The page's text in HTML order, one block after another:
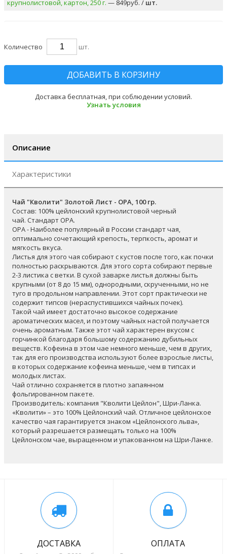
крупнолистовой, картон, 250 г. — 849руб. / шт.
Количество шт.
ДОБАВИТЬ В КОРЗИНУ
Доставка бесплатная, при соблюдении условий.
Узнать условия
Описание
Характеристики
Чай "Кволити" Золотой Лист - OPA, 100 гр.
Состав: 100% цейлонский крупнолистовой черный
чай. Стандарт ОРА.
ОРА - Наиболее популярный в России стандарт чая,
оптимально сочетающий крепость, терпкость, аромат и
мягкость вкуса.
Листья для этого чая собирают с кустов после того, как почки
полностью раскрываются. Для этого сорта собирают первые
2-3 листика с ветки. В сухой заварке листья должны быть
крупными (от 8 до 15 мм), однородными, скрученными, но не
туго в продольном направлении. Этот сорт практически не
содержит типсов (нераспустившихся чайных почек).
Такой чай имеет достаточно высокое содержание
ароматических масел, и поэтому чайных настой получается
очень ароматным. Также этот чай характерен вкусом с
горчинкой благодаря большому содержанию дубильных
веществ. Кофеина в этом чае немного меньше, чем в других,
так для его производства используют более взрослые листы,
в которых содержание кофеина меньше, чем в типсах и
молодых листах.
Чай отлично сохраняется в плотно запаянном
фольгированном пакете.
Производитель: компания "Кволити Цейлон", Шри-Ланка.
«Кволити» – это 100% Цейлонский чай. Отличное цейлонское
качество чая гарантируется знаком «Цейлонского льва»,
который разрешается размещать только на 100%
Цейлонском чае, выращенном и упакованном на Шри-Ланке.
ДОСТАВКА ОПЛАТА